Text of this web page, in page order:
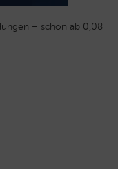
– schon ab 0,08